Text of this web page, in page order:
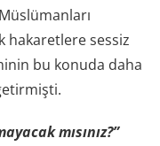
hakaretlere sessiz
bu konuda daha
mısınız?”